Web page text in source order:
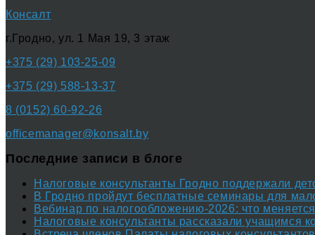
Консалт
г.Гродно, ул. 1 Мая 19, 3 этаж
+375 (29) 103-25-09
+375 (29) 588-13-37
8 (0152) 60-92-26
officemanager@konsalt.by
Последние записи в блоге
Налоговые консультанты Гродно поддержали
В Гродно пройдут бесплатные семинары для
Вебинар по налогообложению-2026: что
Налоговые консультанты рассказали учащимся